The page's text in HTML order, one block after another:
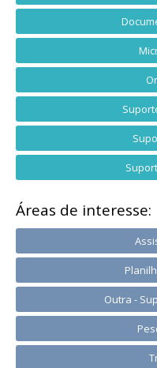
Áreas de interesse:
Outra -